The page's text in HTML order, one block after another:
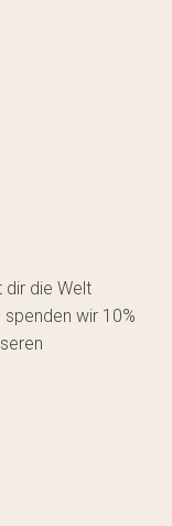
dir die Welt
wir 10%